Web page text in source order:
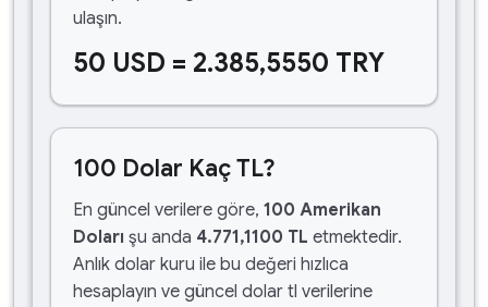
ulaşın.
50 USD = 2.385,5550 TRY
100 Dolar Kaç TL?
En güncel verilere göre, 100 Amerikan
Doları şu anda 4.771,1100 TL etmektedir.
Anlık dolar kuru ile bu değeri hızlıca
hesaplayın ve güncel dolar tl verilerine